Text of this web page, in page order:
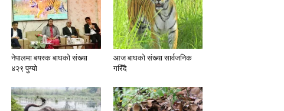
नेपालमा बयस्क बाघको संख्या
४२९ पुग्यो
आज बाघको संख्या सार्वजनिक
गरिँदै